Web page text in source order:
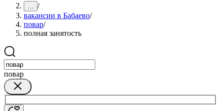
... /
вакансии в Бабаево/
повар/
полная занятость
повар